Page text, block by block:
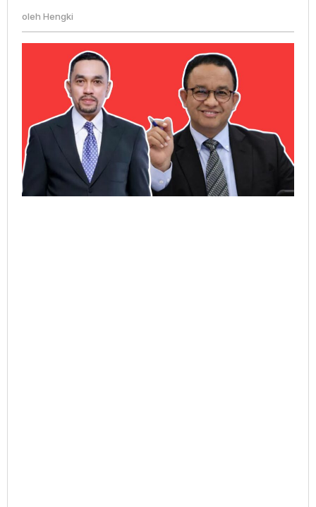
Ahmad
Kenaikan
oleh Hengki